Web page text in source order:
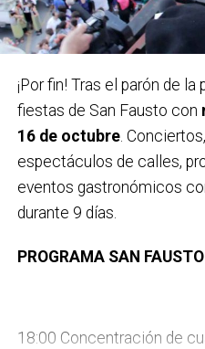
En la categoría senior se
premios:1.500 euros para
jurado y 300 euros de
Los premios no serán
retención correspondiente
En esta categoría infantil
Lehen Hezkuntza) y por
¡Por fin! Tras el parón de
fiestas de San Fausto con
16 de octubre.
espectáculos de calles,
eventos gastronómicos
durante 9 días.
PROGRAMA SAN
18:00 Concentración de